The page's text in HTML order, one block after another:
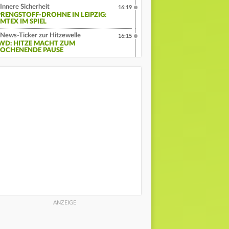
Innere Sicherheit
DROHNE IN LEIPZIG:
IM SPIEL
16:19
News-Ticker zur Hitzewelle
HITZE MACHT ZUM
PAUSE
16:15